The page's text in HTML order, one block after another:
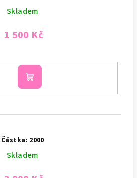
Skladem
1 500 Kč
Do
košíku
Částka: 2000
Skladem